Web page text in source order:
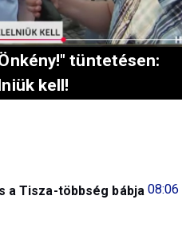
tüntetésen:
kell!
08:06
a Tisza-többség bábja